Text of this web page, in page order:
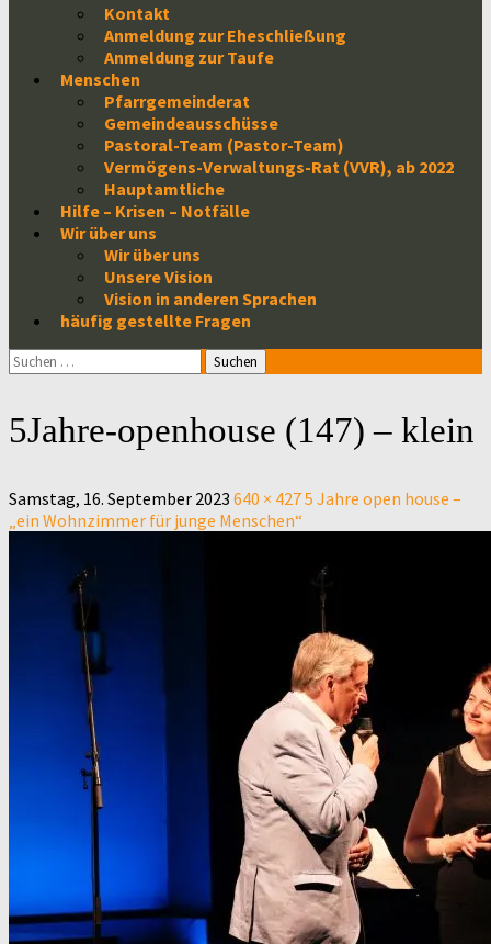
Kontakt
Anmeldung zur Eheschließung
Anmeldung zur Taufe
Menschen
Pfarrgemeinderat
Gemeindeausschüsse
Pastoral-Team (Pastor-Team)
Vermögens-Verwaltungs-Rat (VVR), ab 2022
Hauptamtliche
Hilfe – Krisen – Notfälle
Wir über uns
Wir über uns
Unsere Vision
Vision in anderen Sprachen
häufig gestellte Fragen
Suchen
nach:
5Jahre-openhouse (147) – klein
Samstag, 16. September 2023 640 × 4275 Jahre open house –
„ein Wohnzimmer für junge Menschen“